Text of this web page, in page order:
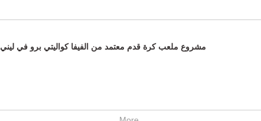
مشروع ملعب كرة قدم معتمد من الفيفا كواليتي برو في ليني